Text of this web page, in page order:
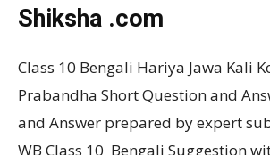
Shiksha .com
Class 10 Bengali Hariya Jawa Kali
Prabandha Short Question and
and Answer prepared by expert
WB Class 10 Bengali Suggestion